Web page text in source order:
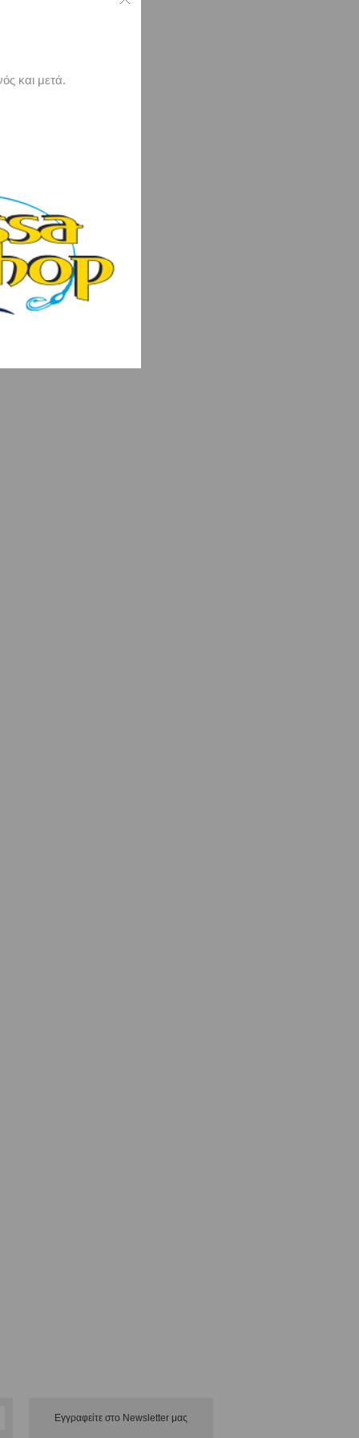
Εγγραφείτε στο Νewsletter μας
και μετά.